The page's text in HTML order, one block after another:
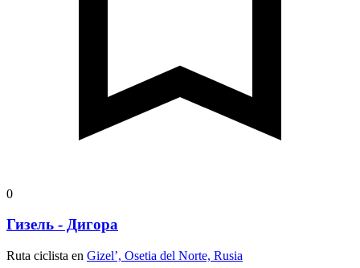
0
Гизель - Дигора
Ruta ciclista en Gizel’, Osetia del Norte, Rusia